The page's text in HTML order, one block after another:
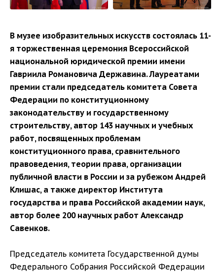
В музее изобразительных искусств состоялась 11-
я торжественная церемония Всероссийской
национальной юридической премии имени
Гавриила Романовича Державина.Лауреатами
премии стали председатель комитета Совета
Федерации по конституционному
законодательству и государственному
строительству, автор 143 научных и учебных
работ, посвященных проблемам
конституционного права, сравнительного
правоведения, теории права, организации
публичной власти в России и за рубежом Андрей
Клишас, а также директор Института
государства и права Российской академии наук,
автор более 200 научных работ Александр
Савенков.
Председатель комитета Государственной думы
Федерального Собрания Российской Федерации